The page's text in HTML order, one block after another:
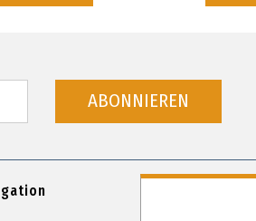
ABONNIEREN